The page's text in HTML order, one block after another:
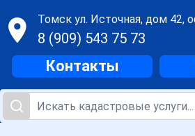
Томск ул. Источная, дом 42,
8 (909) 543 75 73
Контакты